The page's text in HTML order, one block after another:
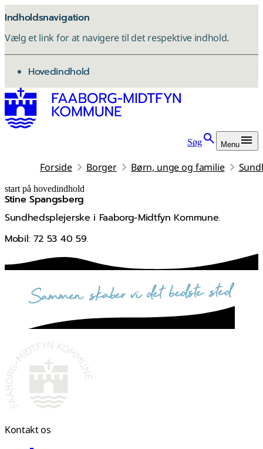
Indholdsnavigation
Vælg et link for at navigere til det respektive indhold.
gå til
Hovedindhold
Søg Menu
Forside Borger Børn, unge og familie
start på hovedindhold
Stine Spangsberg
Sundhedsplejerske i Faaborg-Midtfyn Kommune.
Mobil: 72 53 40 59.
senest opdateret 22. april 2026
sammen skaber vi det bedste sted
Kontakt os